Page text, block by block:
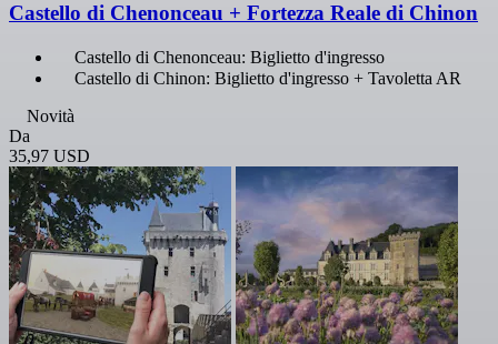
Castello di Chenonceau + Fortezza Reale di Chinon
Castello di Chenonceau: Biglietto d'ingresso
Castello di Chinon: Biglietto d'ingresso + Tavoletta AR
Novità
Da
35,97 USD